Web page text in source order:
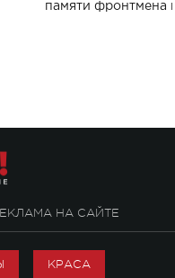
памяти фронтмена
НА САЙТЕ
КРАСА